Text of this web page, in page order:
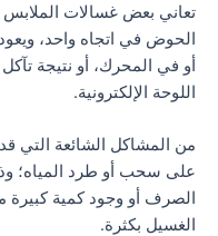
تعاني بعض غسالات
الحوض في اتجاه واحد،
أو في المحرك، أو نتيجة
اللوحة الإلكترونية.
من المشاكل الشائعة التي
على سحب أو طرد المياه؛
الصرف أو وجود كمية
الغسيل بكثرة.